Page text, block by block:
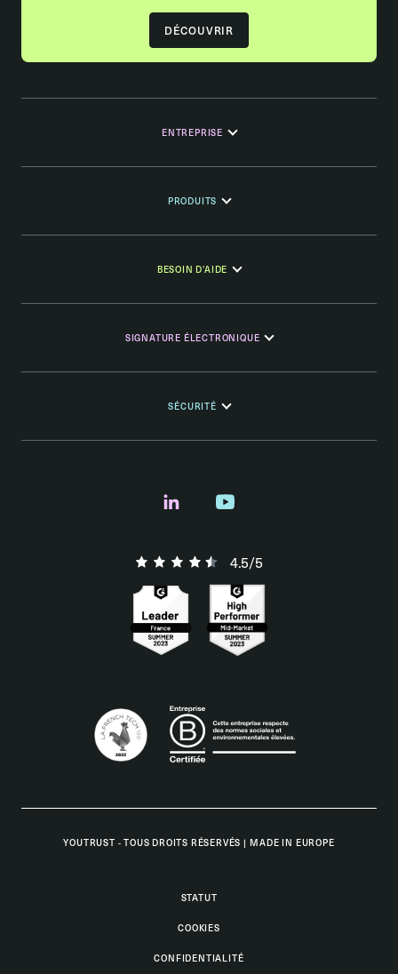
DÉCOUVRIR
ENTREPRISE
PRODUITS
BESOIN D'AIDE
SIGNATURE ÉLECTRONIQUE
SÉCURITÉ
4.5/5
YOUTRUST - TOUS DROITS RÉSERVÉS | MADE IN EUROPE
STATUT
COOKIES
CONFIDENTIALITÉ